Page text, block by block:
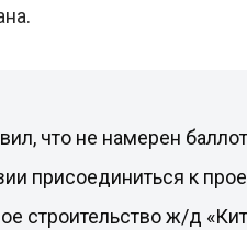
что не намерен
присоединиться к
строительство ж/д